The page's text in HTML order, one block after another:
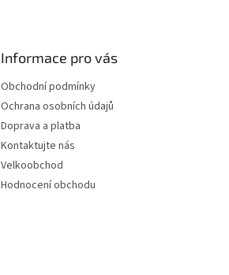
Informace pro vás
Obchodní podmínky
Ochrana osobních údajů
Doprava a platba
Kontaktujte nás
Velkoobchod
Hodnocení obchodu